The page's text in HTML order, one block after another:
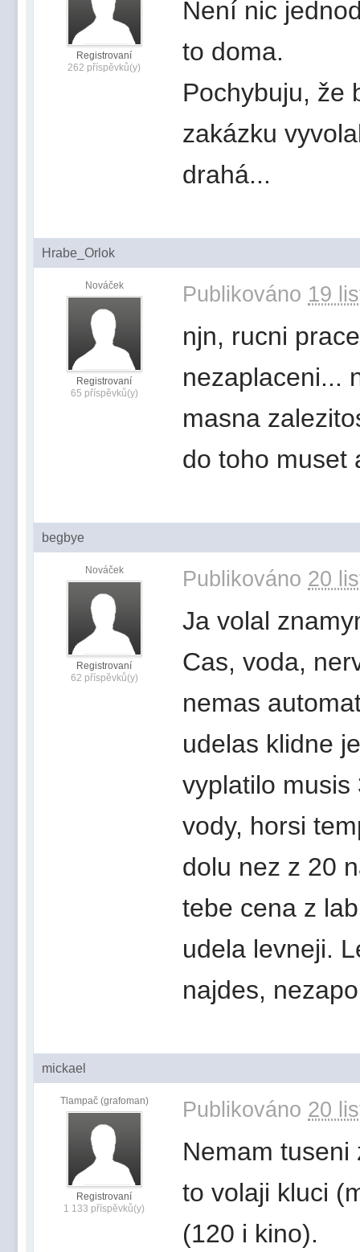
Registrovaní
262 příspěvků(y)
Není nic
to doma.
Pochybuju, že
zakázku
drahá...
Hrabe_Orlok
Nováček
Registrovaní
65 příspěvků(y)
Publikováno 19
njn, rucni
nezaplaceni...
masna
do toho muset
begbye
Nováček
Registrovaní
62 příspěvků(y)
Publikováno 20
Ja volal
Cas, voda,
nemas
udelas klidne
vyplatilo musis
vody, horsi
dolu nez z 20
tebe cena z
udela levneji.
najdes,
mickael
Tlampač (grafoman)
Registrovaní
1 133 příspěvků(y)
Publikováno 20
Nemam tuseni
to volaji kluci
(120 i kino).